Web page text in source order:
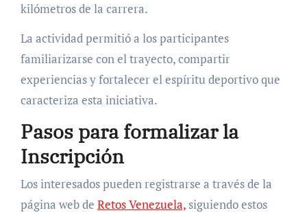
kilómetros de la carrera.
La actividad permitió a los participantes
familiarizarse con el trayecto, compartir
experiencias y fortalecer el espíritu deportivo que
caracteriza esta iniciativa.
Pasos para formalizar la
Inscripción
Los interesados pueden registrarse a través de la
página web de Retos Venezuela,siguiendo estos